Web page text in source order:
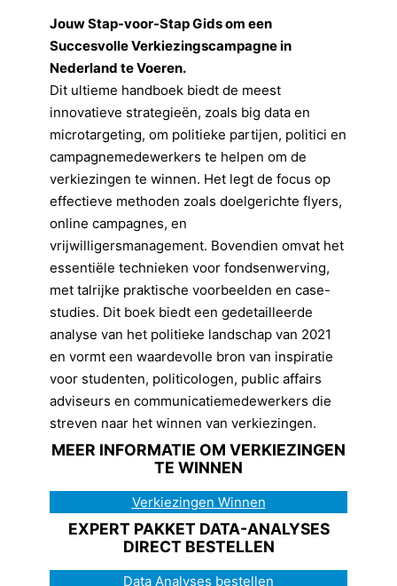
Jouw Stap-voor-Stap Gids om een
Succesvolle Verkiezingscampagne in
Nederland te Voeren.
Dit ultieme handboek biedt de meest
innovatieve strategieën, zoals big data en
microtargeting, om politieke partijen, politici en
campagnemedewerkers te helpen om de
verkiezingen te winnen. Het legt de focus op
effectieve methoden zoals doelgerichte flyers,
online campagnes, en
vrijwilligersmanagement. Bovendien omvat het
essentiële technieken voor fondsenwerving,
met talrijke praktische voorbeelden en case-
studies. Dit boek biedt een gedetailleerde
analyse van het politieke landschap van 2021
en vormt een waardevolle bron van inspiratie
voor studenten, politicologen, public affairs
adviseurs en communicatiemedewerkers die
streven naar het winnen van verkiezingen.
MEER INFORMATIE OM VERKIEZINGEN
TE WINNEN
Verkiezingen Winnen
EXPERT PAKKET DATA-ANALYSES
DIRECT BESTELLEN
Data Analyses bestellen